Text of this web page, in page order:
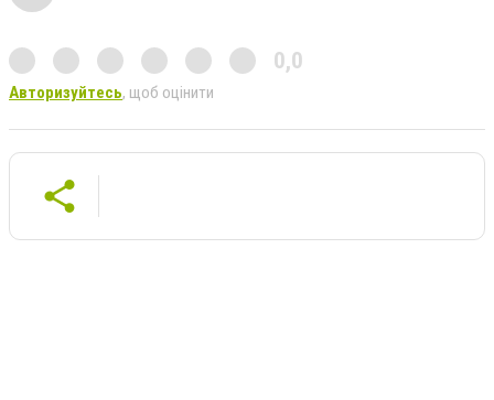
0,0
Авторизуйтесь, щоб оцінити